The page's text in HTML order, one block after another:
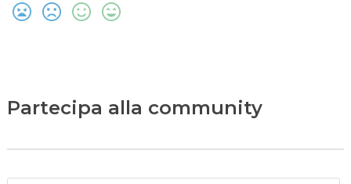
Partecipa alla community